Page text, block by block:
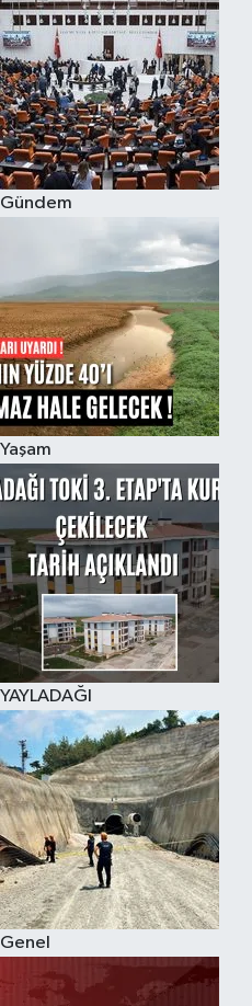
Gündem
Yaşam
YAYLADAĞI
Genel